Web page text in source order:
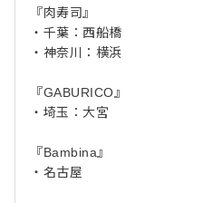
『肉寿司』
・千葉：西船橋
・神奈川：横浜
『GABURICO』
・埼玉：大宮
『Bambina』
・名古屋